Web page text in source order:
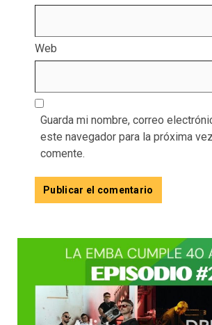
Web
Guarda mi nombre, correo
este navegador para la próxima
comente.